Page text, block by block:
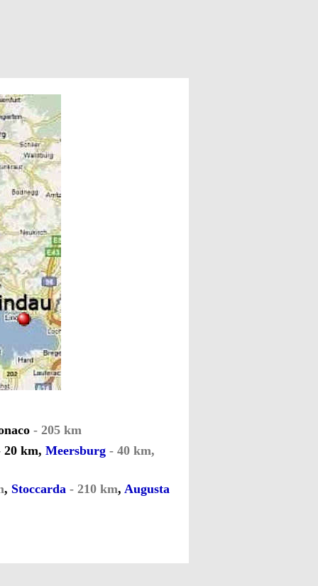
- 205 km
km, Meersburg - 40 km,
, Stoccarda - 210 km, Augusta